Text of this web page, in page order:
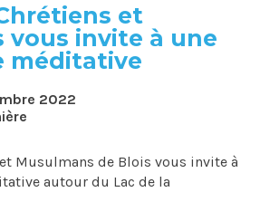
et
vous invite à une
méditative
2022
Musulmans de Blois vous invite à
autour du Lac de la